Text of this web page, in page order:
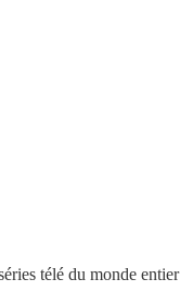
télé du monde entier